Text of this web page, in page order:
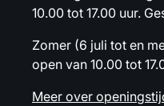
10.00 tot 17.00 uur.
Zomer (6 juli tot en
open van 10.00 tot
Meer over